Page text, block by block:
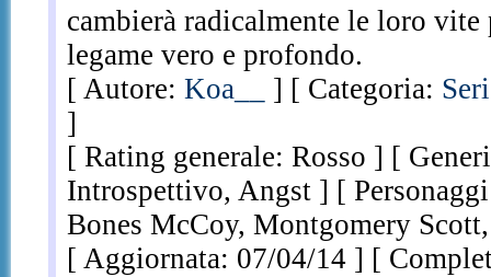
cambierà radicalmente le loro
legame vero e profondo.
[ Autore: Koa__ ] [ Categoria:
]
[ Rating generale: Rosso ] [
Introspettivo, Angst ] [
Bones McCoy, Montgomery
[ Aggiornata: 07/04/14 ] [